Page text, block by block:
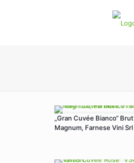
„Gran Cuvée Bianco“ Brut
Magnum, Farnese Vini Srl